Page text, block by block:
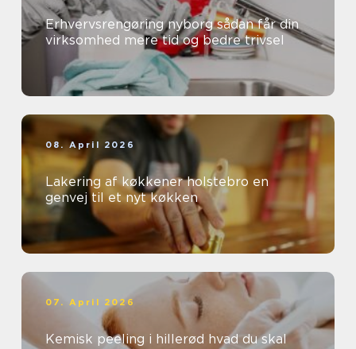
Erhvervsrengøring nyborg sådan får din
virksomhed mere tid og bedre trivsel
08. April 2026
Lakering af køkkener holstebro en
genvej til et nyt køkken
07. April 2026
Kemisk peeling i hillerød hvad du skal